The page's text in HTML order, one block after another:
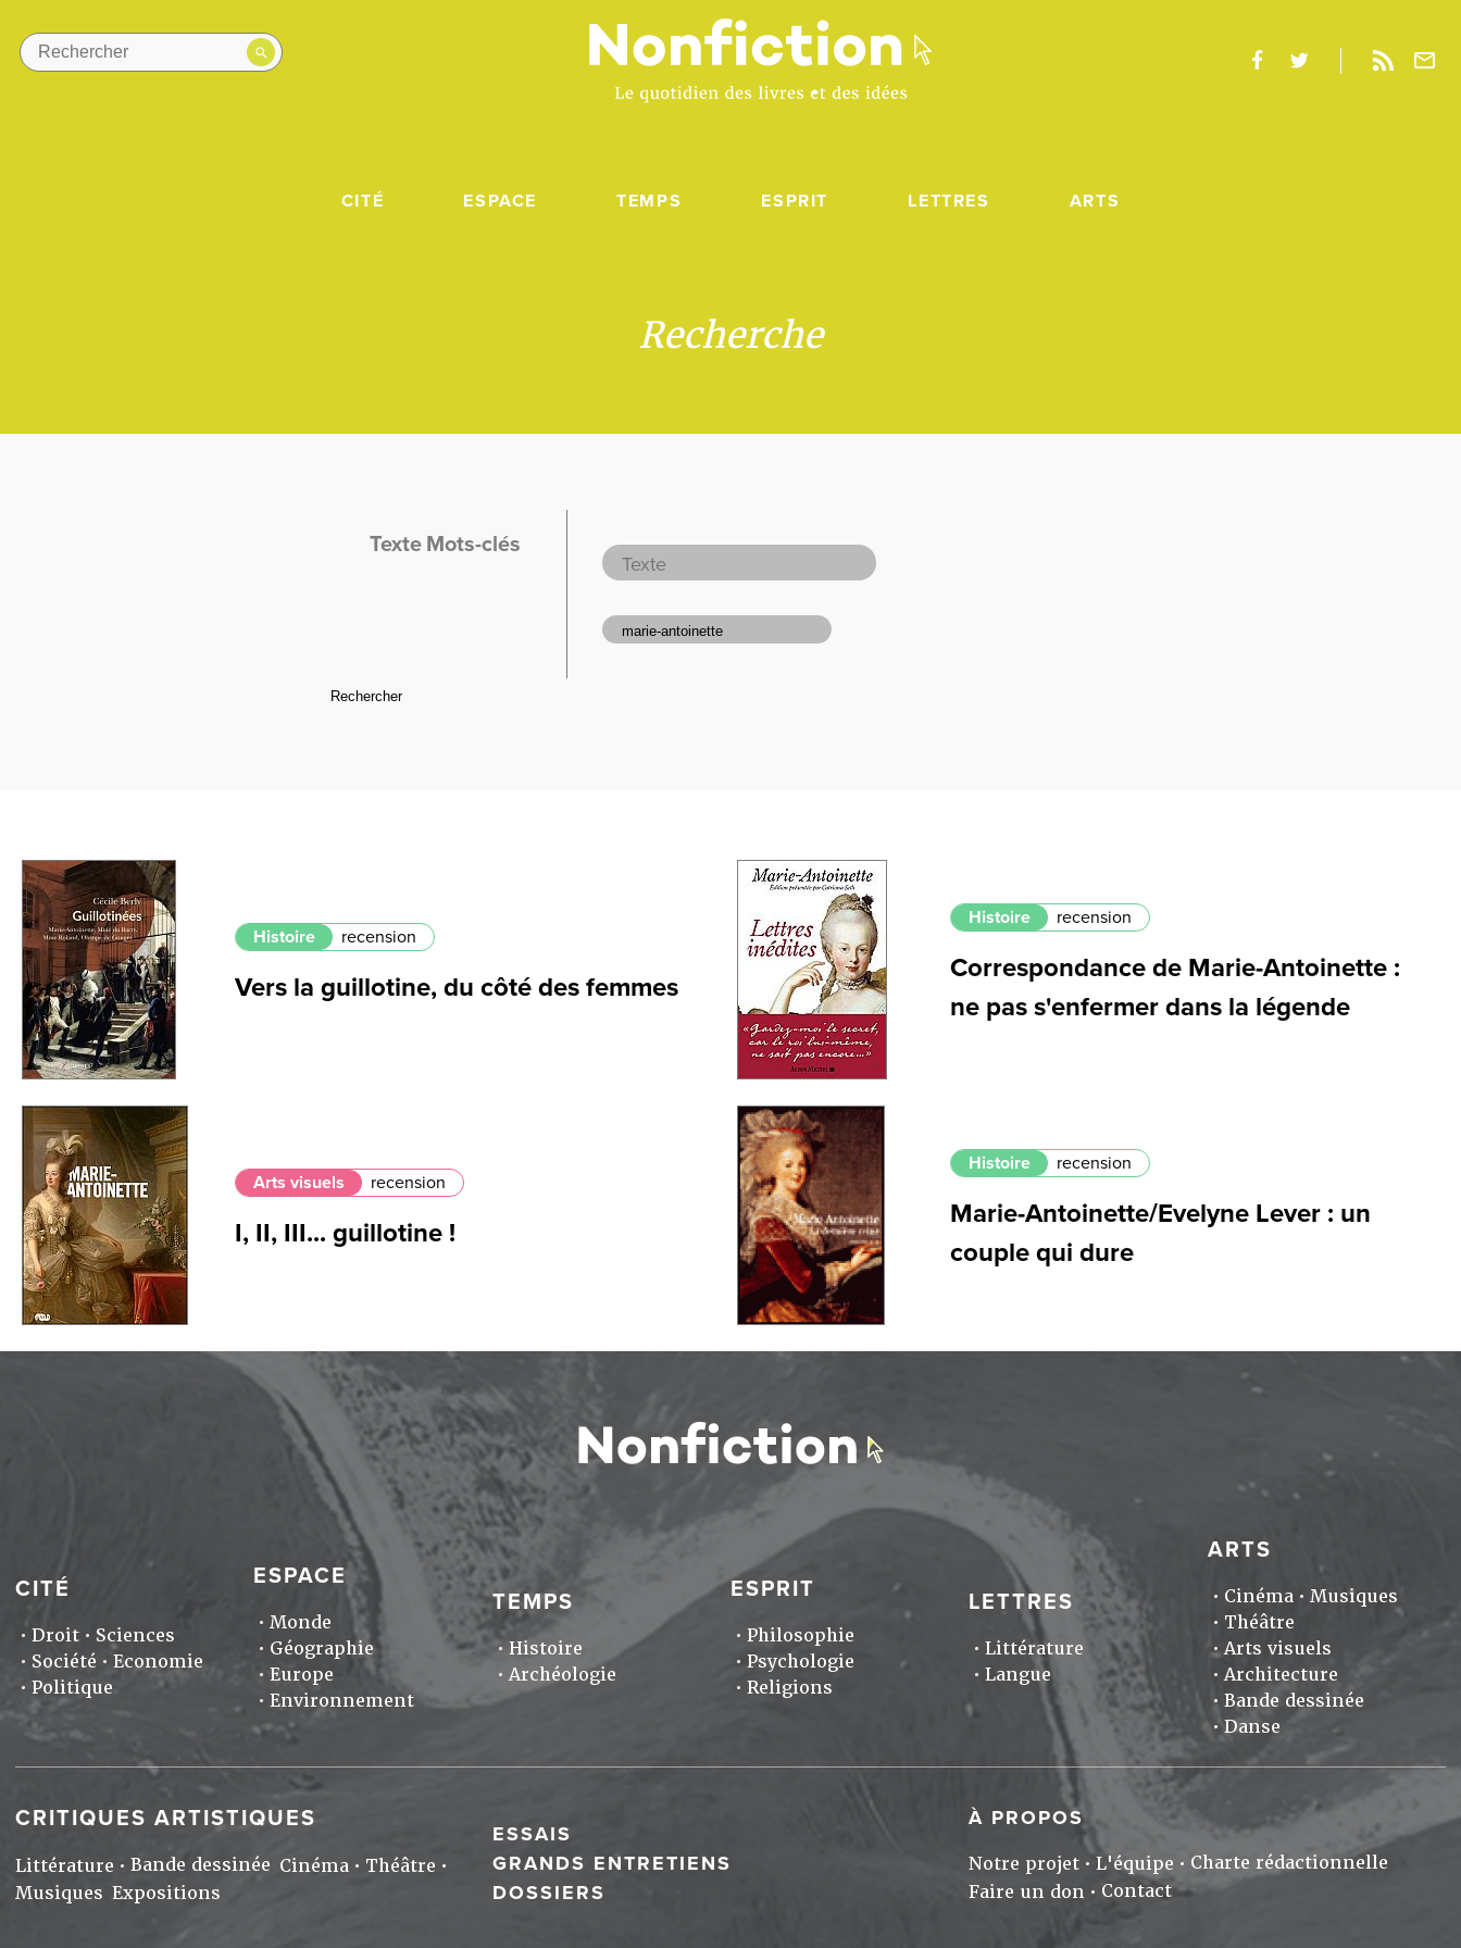
CITÉ ESPACE TEMPS ESPRIT LETTRES ARTS
Recherche
Texte Mots-clés
Histoire recension
Vers la guillotine, du côté des femmes
Histoire recension
Correspondance de Marie-Antoinette :
ne pas s'enfermer dans la légende
Arts visuels recension
I, II, III... guillotine !
Histoire recension
Marie-Antoinette/Evelyne Lever : un
couple qui dure
CITÉ
Droit
Sciences
Société
Economie
Politique
ESPACE
Monde
Géographie
Europe
Environnement
TEMPS
Histoire
Archéologie
ESPRIT
Philosophie
Psychologie
Religions
LETTRES
Littérature
Langue
ARTS
Cinéma
Musiques
Théâtre
Arts visuels
Architecture
Bande dessinée
Danse
CRITIQUES ARTISTIQUES
Littérature Bande dessinée Cinéma
Théâtre
Musiques Expositions
ESSAIS
GRANDS ENTRETIENS
DOSSIERS
À PROPOS
Notre projet L'équipe
Charte rédactionnelle
Faire un don
Contact